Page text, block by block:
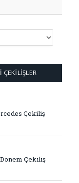
ÇEKİLİŞLER
Çekiliş
Çekiliş